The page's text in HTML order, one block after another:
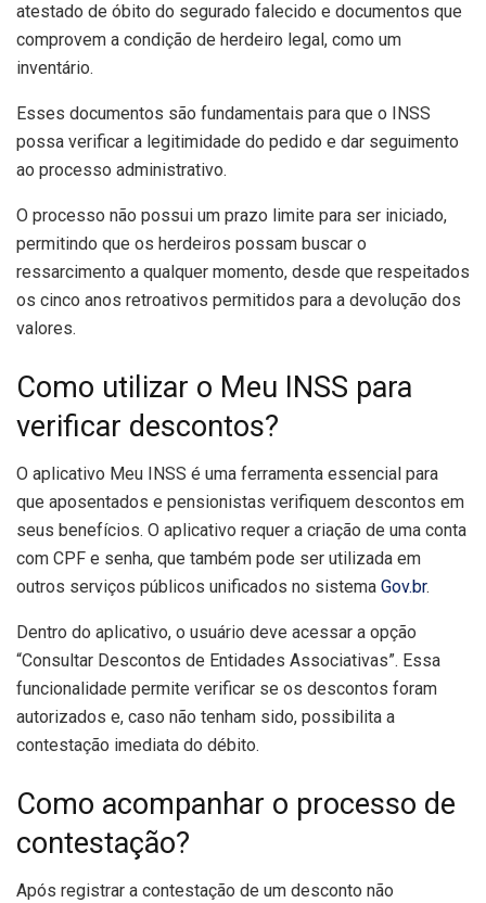
atestado de óbito do segurado falecido e documentos que
comprovem a condição de herdeiro legal, como um
inventário.
Esses documentos são fundamentais para que o INSS
possa verificar a legitimidade do pedido e dar seguimento
ao processo administrativo.
O processo não possui um prazo limite para ser iniciado,
permitindo que os herdeiros possam buscar o
ressarcimento a qualquer momento, desde que respeitados
os cinco anos retroativos permitidos para a devolução dos
valores.
Como utilizar o Meu INSS para
verificar descontos?
O aplicativo Meu INSS é uma ferramenta essencial para
que aposentados e pensionistas verifiquem descontos em
seus benefícios. O aplicativo requer a criação de uma conta
com CPF e senha, que também pode ser utilizada em
outros serviços públicos unificados no sistema Gov.br.
Dentro do aplicativo, o usuário deve acessar a opção
“Consultar Descontos de Entidades Associativas”. Essa
funcionalidade permite verificar se os descontos foram
autorizados e, caso não tenham sido, possibilita a
contestação imediata do débito.
Como acompanhar o processo de
contestação?
Após registrar a contestação de um desconto não